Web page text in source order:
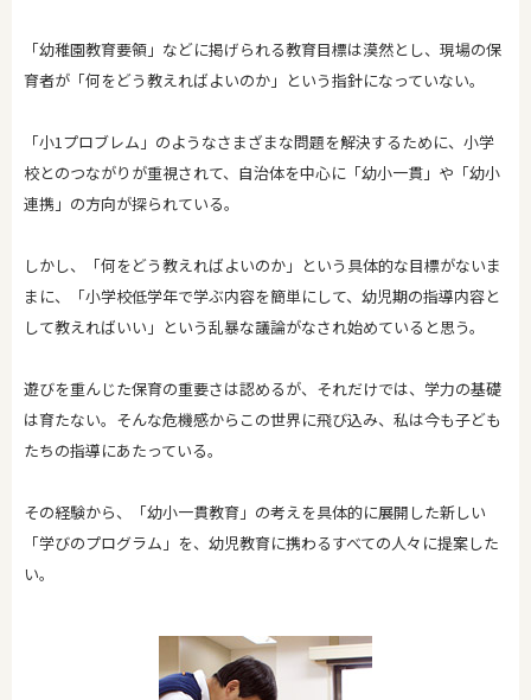
「幼稚園教育要領」などに掲げられる教育目標は漠然とし、現場の保
育者が「何をどう教えればよいのか」という指針になっていない。
「小1プロブレム」のようなさまざまな問題を解決するために、小学
校とのつながりが重視されて、自治体を中心に「幼小一貫」や「幼小
連携」の方向が探られている。
しかし、「何をどう教えればよいのか」という具体的な目標がないま
まに、「小学校低学年で学ぶ内容を簡単にして、幼児期の指導内容と
して教えればいい」という乱暴な議論がなされ始めていると思う。
遊びを重んじた保育の重要さは認めるが、それだけでは、学力の基礎
は育たない。そんな危機感からこの世界に飛び込み、私は今も子ども
たちの指導にあたっている。
その経験から、「幼小一貫教育」の考えを具体的に展開した新しい
「学びのプログラム」を、幼児教育に携わるすべての人々に提案した
い。